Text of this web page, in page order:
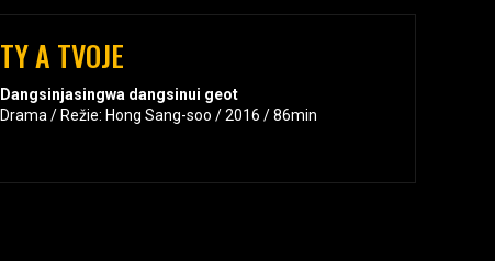
TY A TVOJE
Dangsinjasingwa dangsinui geot
Drama / Režie: Hong Sang-soo / 2016 / 86min